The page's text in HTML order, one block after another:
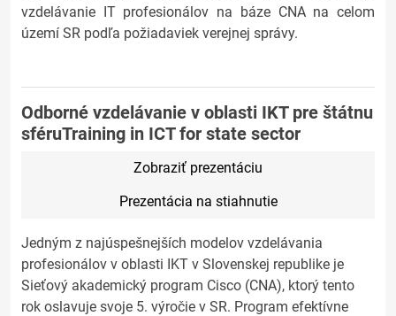
vzdelávanie IT profesionálov na báze CNA na celom
území SR podľa požiadaviek verejnej správy.
Odborné vzdelávanie v oblasti IKT pre štátnu
sféruTraining in ICT for state sector
Zobraziť prezentáciu
Prezentácia na stiahnutie
Jedným z najúspešnejších modelov vzdelávania
profesionálov v oblasti IKT v Slovenskej republike je
Sieťový akademický program Cisco (CNA), ktorý tento
rok oslavuje svoje 5. výročie v SR. Program efektívne